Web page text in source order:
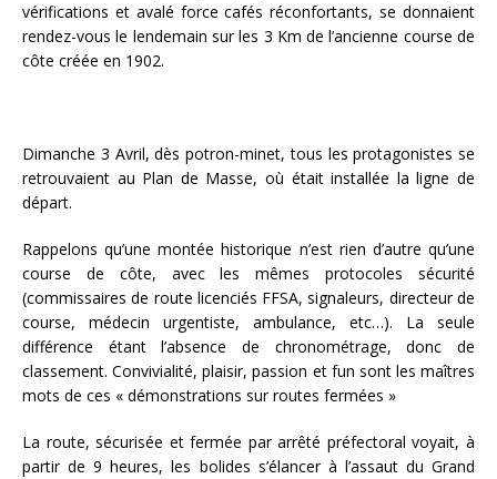
vérifications et avalé force cafés réconfortants, se donnaient
rendez-vous le lendemain sur les 3 Km de l’ancienne course de
côte créée en 1902.
Dimanche 3 Avril, dès potron-minet, tous les protagonistes se
retrouvaient au Plan de Masse, où était installée la ligne de
départ.
Rappelons qu’une montée historique n’est rien d’autre qu’une
course de côte, avec les mêmes protocoles sécurité
(commissaires de route licenciés FFSA, signaleurs, directeur de
course, médecin urgentiste, ambulance, etc…). La seule
différence étant l’absence de chronométrage, donc de
classement. Convivialité, plaisir, passion et fun sont les maîtres
mots de ces « démonstrations sur routes fermées »
La route, sécurisée et fermée par arrêté préfectoral voyait, à
partir de 9 heures, les bolides s’élancer à l’assaut du Grand